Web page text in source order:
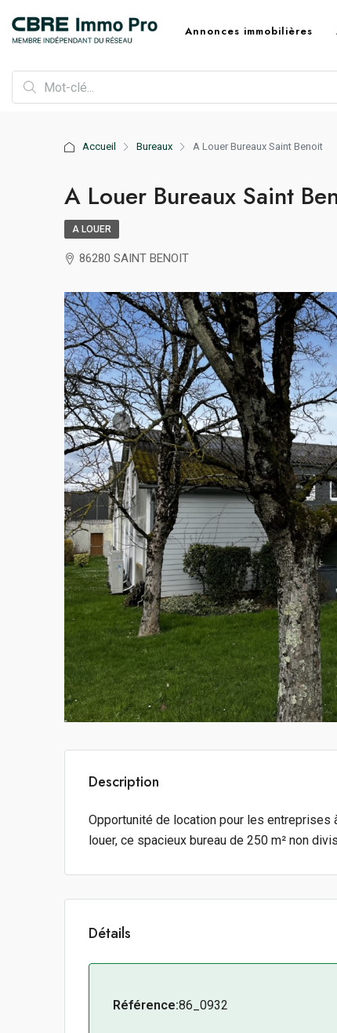
Annonces immobilières
Accueil Bureaux A Louer Bureaux Saint Benoit
A Louer Bureaux Saint
A LOUER
86280 SAINT BENOIT
Description
Opportunité de location pour les entreprises
louer, ce spacieux bureau de 250 m² non
Détails
Référence:86_0932